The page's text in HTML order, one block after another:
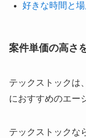
好きな時間と
案件単価の高さ
テックストックは
におすすめのエー
テックストックな